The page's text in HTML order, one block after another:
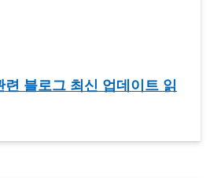
블로그 최신 업데이트 읽